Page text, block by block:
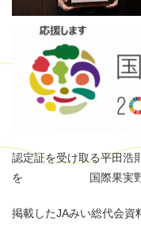
認定証を受け取る平田浩
を 国際果実野菜年
掲載したJAみい総代会資